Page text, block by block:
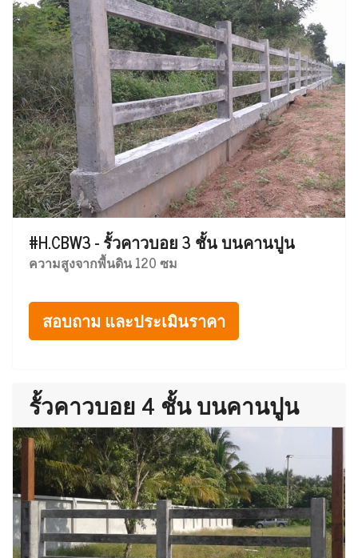
#H.CBW3 - รั้วคาวบอย 3 ชั้น บนคานปูน
ความสูงจากพื้นดิน 120 ซม
สอบถาม และประเมินราคา
รั้วคาวบอย 4 ชั้น บนคานปูน